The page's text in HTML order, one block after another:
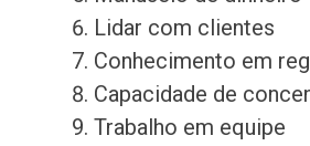
Lidar com clientes
Conhecimento em
Capacidade de
Trabalho em equipe